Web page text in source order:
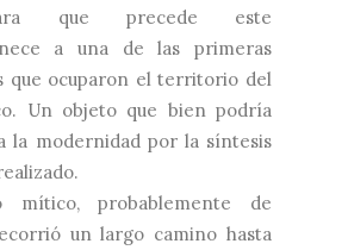
que precede este
a una de las primeras
que ocuparon el territorio del
Un objeto que bien podría
la modernidad por la síntesis
mítico, probablemente de
un largo camino hasta